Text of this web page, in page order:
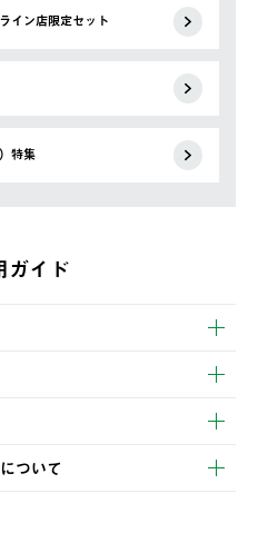
イン店限定セット
特集
ガイド
いただけます。
内に商品を発送いたします。
、木曜日以降のご注文は週明け
ついて